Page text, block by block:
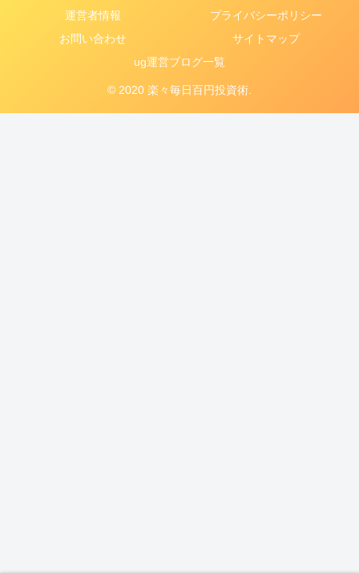
運営者情報
プライバシーポリシー
お問い合わせ
サイトマップ
ug運営ブログ一覧
© 2020 楽々毎日百円投資術.